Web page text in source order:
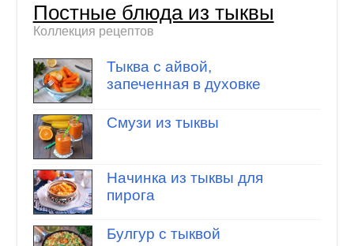
Постные блюда из тыквы
Коллекция рецептов
Тыква с айвой,
запеченная в духовке
Смузи из тыквы
Начинка из тыквы для
пирога
Булгур с тыквой